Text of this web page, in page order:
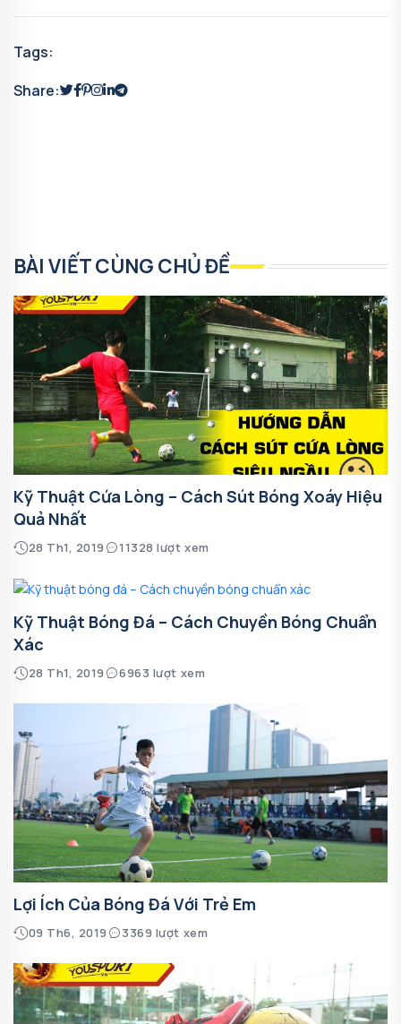
Tags:
Share:
BÀI VIẾT CÙNG CHỦ ĐỀ
Kỹ Thuật Cứa Lòng – Cách Sút Bóng Xoáy Hiệu
Quả Nhất
28 Th1, 2019 11328 lượt xem
Kỹ Thuật Bóng Đá – Cách Chuyền Bóng Chuẩn
Xác
28 Th1, 2019 6963 lượt xem
Lợi Ích Của Bóng Đá Với Trẻ Em
09 Th6, 2019 3369 lượt xem